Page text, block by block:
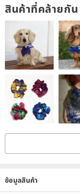
สินค้าที่คล้ายกัน
ข้อมูลสินค้า